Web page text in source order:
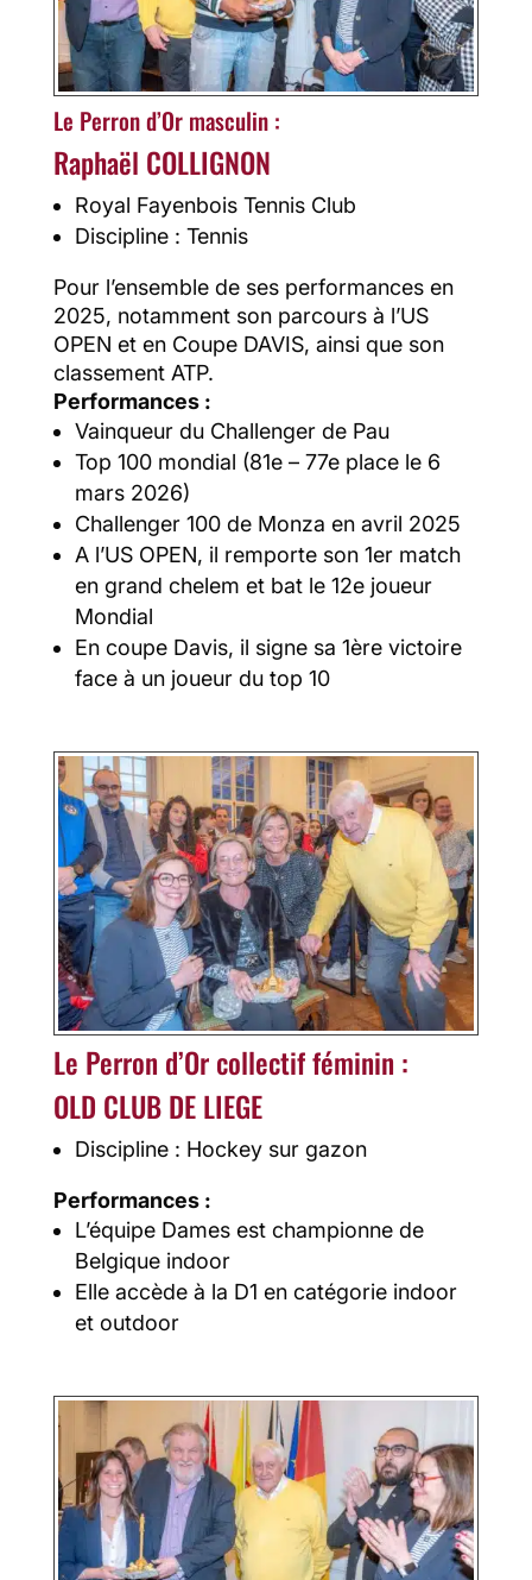
Le Perron d’Or masculin :
Raphaël COLLIGNON
Royal Fayenbois Tennis Club
Discipline : Tennis
Pour l’ensemble de ses performances en
2025, notamment son parcours à l’US
OPEN et en Coupe DAVIS, ainsi que son
classement ATP.
Performances :
Vainqueur du Challenger de Pau
Top 100 mondial (81e – 77e place le 6
mars 2026)
Challenger 100 de Monza en avril 2025
A l’US OPEN, il remporte son 1er match
en grand chelem et bat le 12e joueur
Mondial
En coupe Davis, il signe sa 1ère victoire
face à un joueur du top 10
Le Perron d’Or collectif féminin :
OLD CLUB DE LIEGE
Discipline : Hockey sur gazon
Performances :
L’équipe Dames est championne de
Belgique indoor
Elle accède à la D1 en catégorie indoor
et outdoor